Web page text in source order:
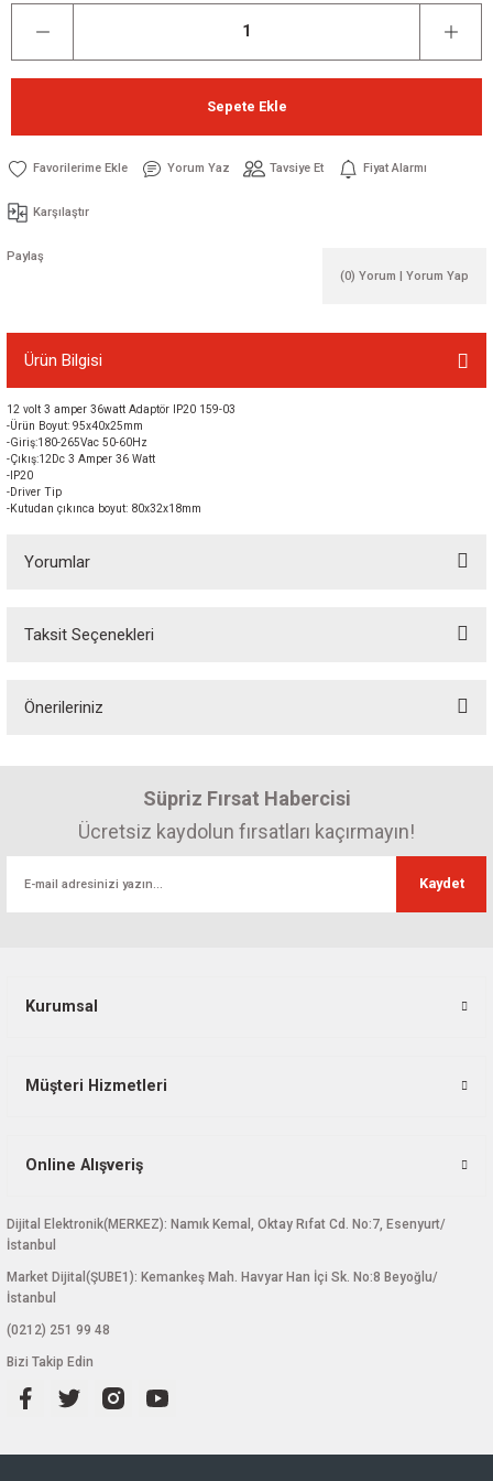
Sepete Ekle
Yorum Yaz Tavsiye Et Fiyat Alarmı
Karşılaştır
Paylaş
(0) Yorum | Yorum Yap
Ürün Bilgisi
12 volt 3 amper 36watt Adaptör IP20 159-03
-Ürün Boyut: 95x40x25mm
-Giriş:180-265Vac 50-60Hz
-Çıkış:12Dc 3 Amper 36 Watt
-IP20
-Driver Tip
-Kutudan çıkınca boyut: 80x32x18mm
Yorumlar
Taksit Seçenekleri
Önerileriniz
Görüş ve önerileriniz için teşekkür ederiz.
Ürün resmi kalitesiz, bozuk veya görüntülenemiyor.
Bu ürüne benzer farklı alternatifler olmalı.
Süpriz Fırsat Habercisi
Ücretsiz kaydolun fırsatları kaçırmayın!
Kaydet
Kurumsal
Müşteri Hizmetleri
Online Alışveriş
Dijital Elektronik(MERKEZ): Namık Kemal, Oktay Rıfat Cd. No:7, Esenyurt/
İstanbul
Market Dijital(ŞUBE1): Kemankeş Mah. Havyar Han İçi Sk. No:8 Beyoğlu/
İstanbul
(0212) 251 99 48
Bizi Takip Edin